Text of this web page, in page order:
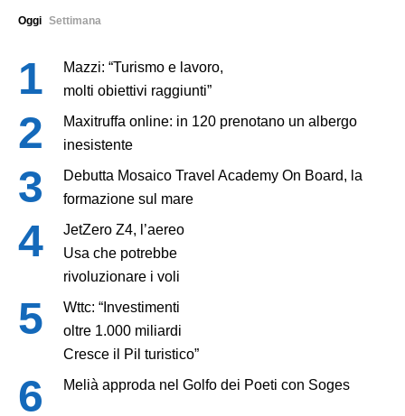
Oggi Settimana
Mazzi: “Turismo e lavoro,
molti obiettivi raggiunti”
Maxitruffa online: in 120 prenotano un albergo
inesistente
Debutta Mosaico Travel Academy On Board, la
formazione sul mare
JetZero Z4, l’aereo
Usa che potrebbe
rivoluzionare i voli
Wttc: “Investimenti
oltre 1.000 miliardi
Cresce il Pil turistico”
Melià approda nel Golfo dei Poeti con Soges